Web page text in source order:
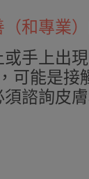
（和專業
或手上出
可能是接
諮詢皮膚